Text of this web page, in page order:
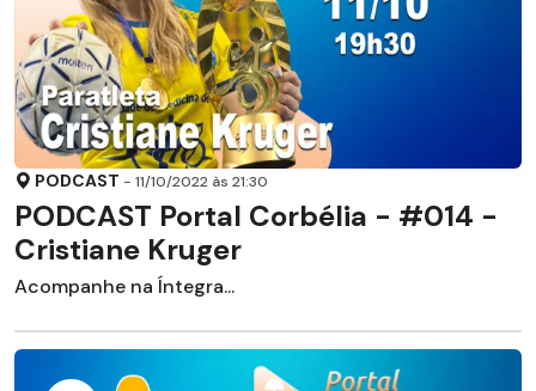
PODCAST - 11/10/2022 às 21:30
PODCAST Portal Corbélia - #014 -
Cristiane Kruger
Acompanhe na Íntegra...